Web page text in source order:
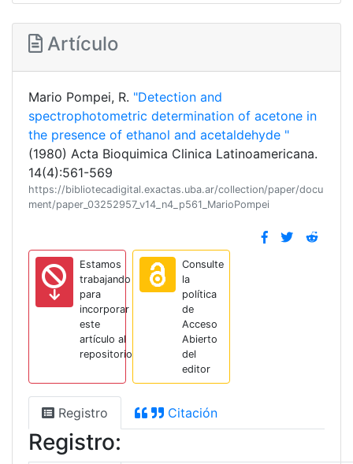
Artículo
Mario Pompei, R. "Detection and
spectrophotometric determination of acetone in
the presence of ethanol and acetaldehyde "
(1980) Acta Bioquimica Clinica Latinoamericana.
14(4):561-569
https://bibliotecadigital.exactas.uba.ar/collection/paper/docu
ment/paper_03252957_v14_n4_p561_MarioPompei
Estamos
trabajando
para
incorporar
este
artículo al
repositorio
Consulte
la
política
de
Acceso
Abierto
del
editor
Registro Citación
Registro: